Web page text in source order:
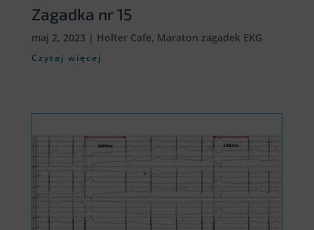
Zagadka nr 15
maj 2, 2023 | Holter Cafe, Maraton zagadek EKG
Czytaj więcej